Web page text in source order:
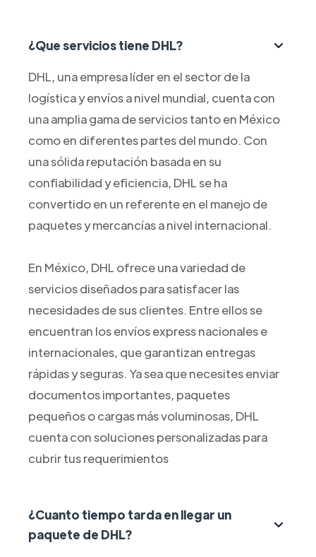
¿Que servicios tiene DHL?
DHL, una empresa líder en el sector de la
logística y envíos a nivel mundial, cuenta con
una amplia gama de servicios tanto en México
como en diferentes partes del mundo. Con
una sólida reputación basada en su
confiabilidad y eficiencia, DHL se ha
convertido en un referente en el manejo de
paquetes y mercancías a nivel internacional.
En México, DHL ofrece una variedad de
servicios diseñados para satisfacer las
necesidades de sus clientes. Entre ellos se
encuentran los envíos express nacionales e
internacionales, que garantizan entregas
rápidas y seguras. Ya sea que necesites enviar
documentos importantes, paquetes
pequeños o cargas más voluminosas, DHL
cuenta con soluciones personalizadas para
cubrir tus requerimientos
¿Cuanto tiempo tarda en llegar un
paquete de DHL?